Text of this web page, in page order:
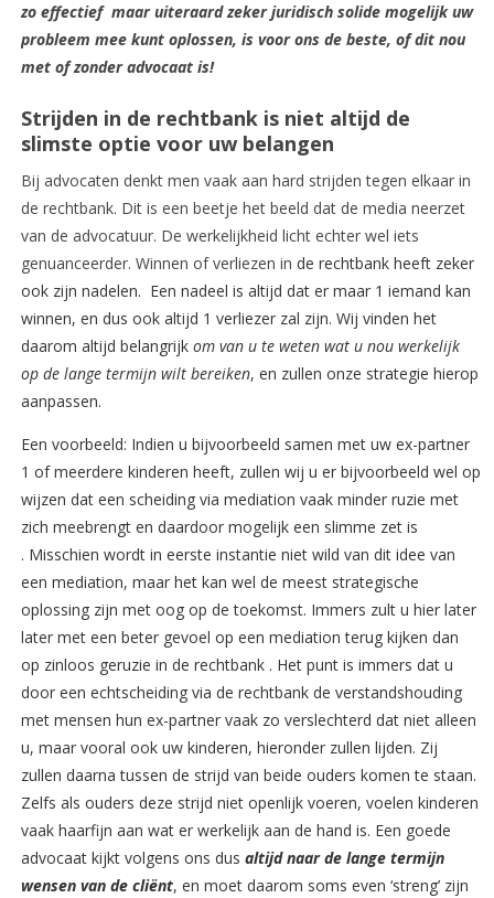
zo effectief maar uiteraard zeker juridisch solide mogelijk uw
probleem mee kunt oplossen, is voor ons de beste, of dit nou
met of zonder advocaat is!
Strijden in de rechtbank is niet altijd de
slimste optie voor uw belangen
Bij advocaten denkt men vaak aan hard strijden tegen elkaar in
de rechtbank. Dit is een beetje het beeld dat de media neerzet
van de advocatuur. De werkelijkheid licht echter wel iets
genuanceerder. Winnen of verliezen in de rechtbank heeft zeker
ook zijn nadelen. Een nadeel is altijd dat er maar 1 iemand kan
winnen, en dus ook altijd 1 verliezer zal zijn. Wij vinden het
daarom altijd belangrijk om van u te weten wat u nou werkelijk
op de lange termijn wilt bereiken, en zullen onze strategie hierop
aanpassen.
Een voorbeeld: Indien u bijvoorbeeld samen met uw ex-partner
1 of meerdere kinderen heeft, zullen wij u er bijvoorbeeld wel op
wijzen dat een scheiding via mediation vaak minder ruzie met
zich meebrengt en daardoor mogelijk een slimme zet is
. Misschien wordt in eerste instantie niet wild van dit idee van
een mediation, maar het kan wel de meest strategische
oplossing zijn met oog op de toekomst. Immers zult u hier later
later met een beter gevoel op een mediation terug kijken dan
op zinloos geruzie in de rechtbank . Het punt is immers dat u
door een echtscheiding via de rechtbank de verstandshouding
met mensen hun ex-partner vaak zo verslechterd dat niet alleen
u, maar vooral ook uw kinderen, hieronder zullen lijden. Zij
zullen daarna tussen de strijd van beide ouders komen te staan.
Zelfs als ouders deze strijd niet openlijk voeren, voelen kinderen
vaak haarfijn aan wat er werkelijk aan de hand is. Een goede
advocaat kijkt volgens ons dus altijd naar de lange termijn
wensen van de cliënt, en moet daarom soms even ‘streng’ zijn